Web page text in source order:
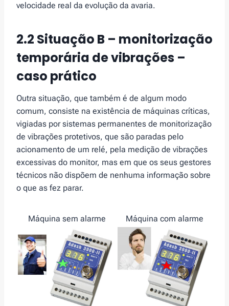
velocidade real da evolução da avaria.
2.2 Situação B – monitorização
temporária de vibrações –
caso prático
Outra situação, que também é de algum modo
comum, consiste na existência de máquinas críticas,
vigiadas por sistemas permanentes de monitorização
de vibrações protetivos, que são paradas pelo
acionamento de um relé, pela medição de vibrações
excessivas do monitor, mas em que os seus gestores
técnicos não dispõem de nenhuma informação sobre
o que as fez parar.
Máquina sem alarme Máquina com alarme